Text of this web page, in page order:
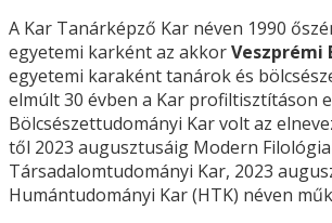
A Kar Tanárképző Kar néven 1990
egyetemi karként az akkorVeszprémi
egyetemi karaként tanárok és
elmúlt 30 évben a Kar profiltisztításon
Bölcsészettudományi Kar volt az
től 2023 augusztusáig Modern
Társadalomtudományi Kar, 2023
Humántudományi Kar (HTK) néven